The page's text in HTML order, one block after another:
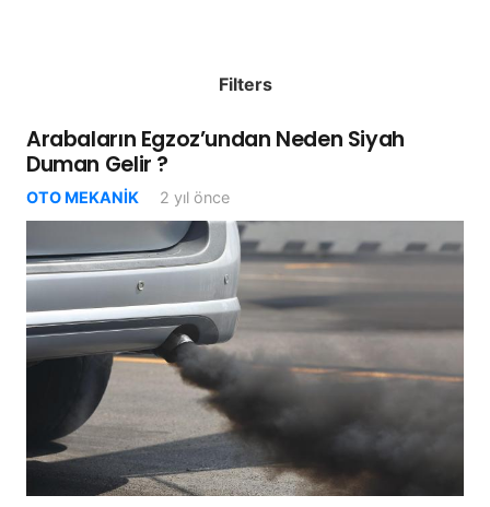
Filters
Arabaların Egzoz’undan Neden Siyah
Duman Gelir ?
OTO MEKANIK 2 yıl önce